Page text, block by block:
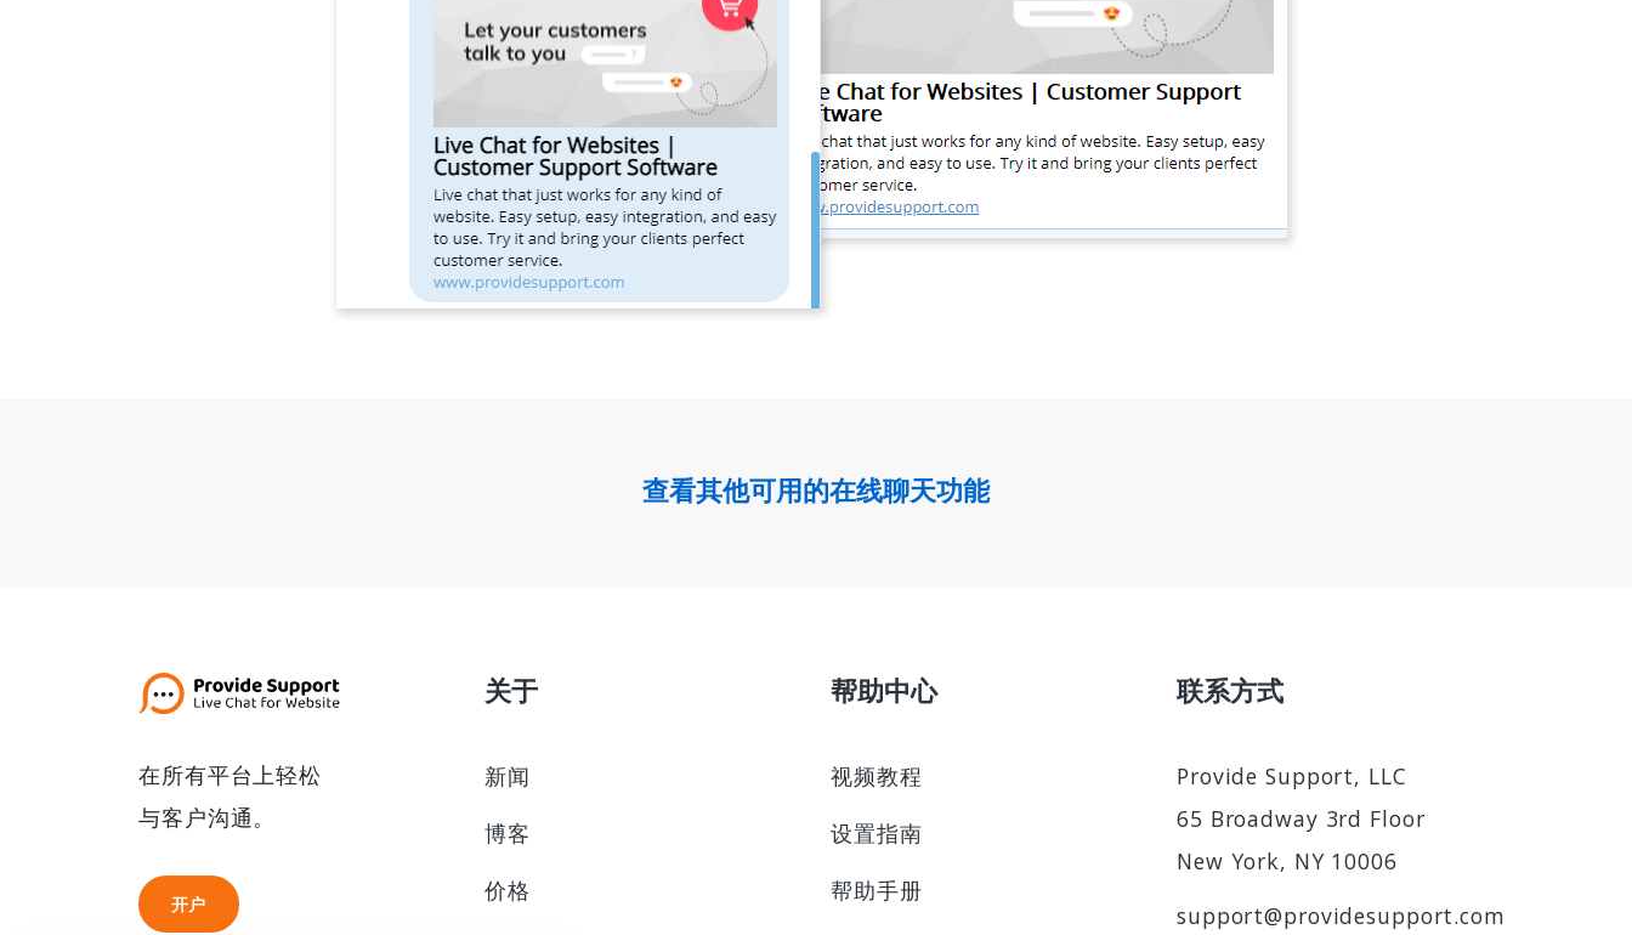
查看其他可用的在线聊天功能
在所有平台上轻松
与客户沟通。
开户
开户
关于
新闻
博客
价格
帮助中心
视频教程
设置指南
帮助手册
联系方式
Provide Support, LLC
65 Broadway 3rd Floor
New York, NY 10006
support@providesupport.com